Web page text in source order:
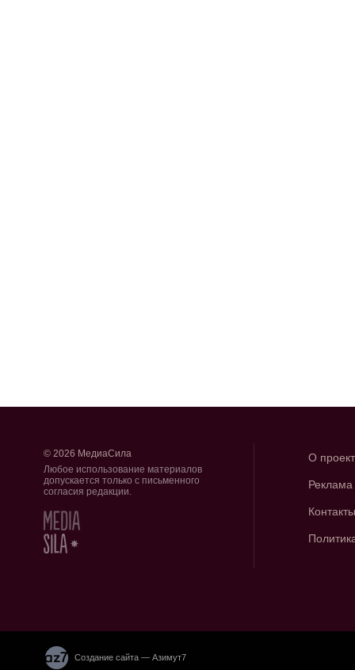
© 2026 МедиаСила
Любое использование материалов
допускается только с письменного
согласия редакции.
О
Реклама
Контакты
Создание сайта — Азимут7